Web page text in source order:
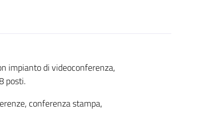
impianto di videoconferenza,
posti.
conferenza stampa,